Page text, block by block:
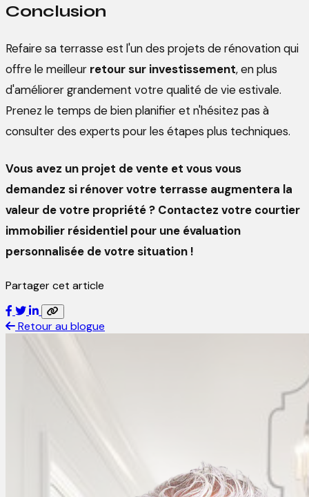
Conclusion
Refaire sa terrasse est l'un des projets de rénovation qui
offre le meilleur retour sur investissement, en plus
d'améliorer grandement votre qualité de vie estivale.
Prenez le temps de bien planifier et n'hésitez pas à
consulter des experts pour les étapes plus techniques.
Vous avez un projet de vente et vous vous
demandez si rénover votre terrasse augmentera la
valeur de votre propriété ? Contactez votre courtier
immobilier résidentiel pour une évaluation
personnalisée de votre situation !
Partager cet article
Retour au blogue